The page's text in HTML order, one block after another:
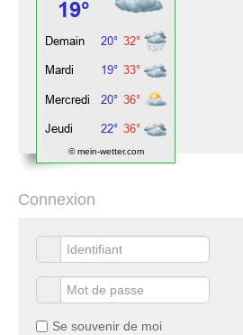
© mein-wetter.com
Connexion
Se souvenir de moi